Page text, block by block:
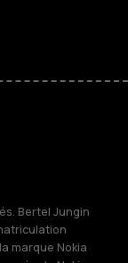
Bertel Jungin
marque Nokia